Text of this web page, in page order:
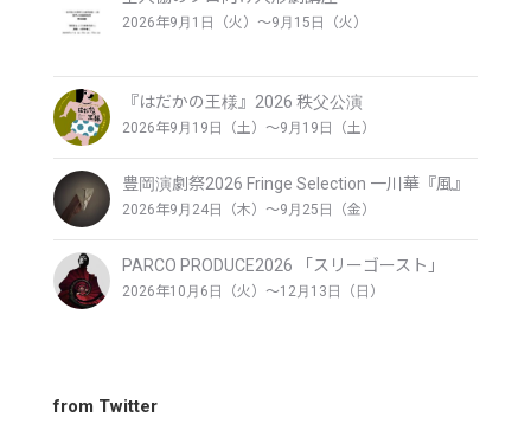
2026年9月1日（火）〜9月15日（火）
『はだかの王様』2026 秩父公演
2026年9月19日（土）〜9月19日（土）
豊岡演劇祭2026 Fringe Selection 一川華『風』
2026年9月24日（木）〜9月25日（金）
PARCO PRODUCE2026 「スリーゴースト」
2026年10月6日（火）〜12月13日（日）
from Twitter